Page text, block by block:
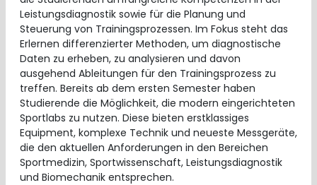
Leistungsdiagnostik sowie für die Planung und
Steuerung von Trainingsprozessen. Im Fokus steht das
Erlernen differenzierter Methoden, um diagnostische
Daten zu erheben, zu analysieren und davon
ausgehend Ableitungen für den Trainingsprozess zu
treffen. Bereits ab dem ersten Semester haben
Studierende die Möglichkeit, die modern eingerichteten
Sportlabs zu nutzen. Diese bieten erstklassiges
Equipment, komplexe Technik und neueste Messgeräte,
die den aktuellen Anforderungen in den Bereichen
Sportmedizin, Sportwissenschaft, Leistungsdiagnostik
und Biomechanik entsprechen.